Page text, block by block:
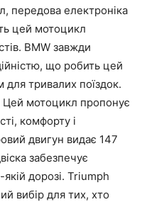
передова електроніка
цей мотоцикл
BMW завжди
що робить цей
тривалих поїздок.
Цей мотоцикл пропонує
комфорту і
двигун видає 147
забезпечує
якій дорозі. Triumph
вибір для тих, хто